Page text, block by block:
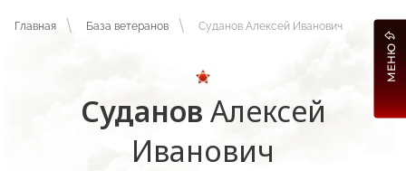
Главная База ветеранов Суданов Алексей Иванович
Суданов Алексей
Иванович
МЕНЮ